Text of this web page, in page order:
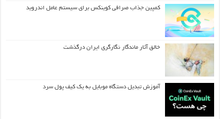
کمپین جذاب صرافی کوینکس برای سیستم عامل اندروید
خالق آثار ماندگار نگارگری ایران درگذشت
آموزش تبدیل دستگاه موبایل به یک کیف‌ پول سرد